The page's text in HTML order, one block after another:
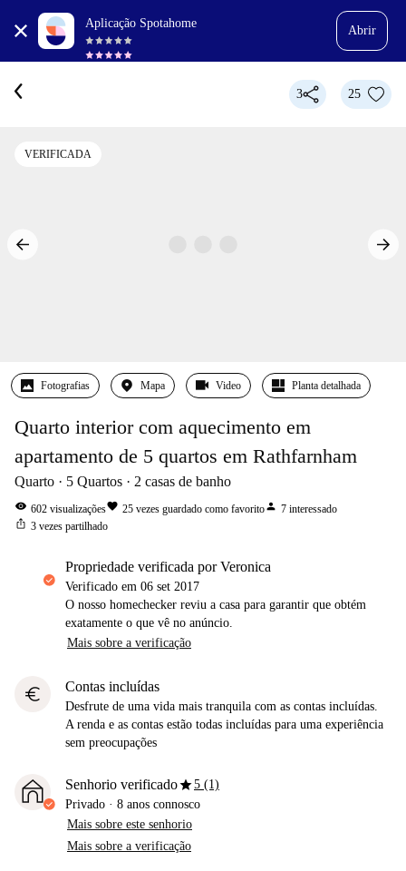
Aplicação Spotahome
Abrir
3 25
VERIFICADA
Fotografias Mapa Video Planta detalhada
Quarto interior com aquecimento em
apartamento de 5 quartos em Rathfarnham
Quarto 5 Quartos 2 casas de banho
visibility 602 visualizaçõesfavorite 25 vezes guardado como favoritoperson 7 interessado
ios_share 3 vezes partilhado
propriedade verificada por Veronica
Verificado em 06 set 2017
O nosso homechecker reviu a casa para garantir que obtém
exatamente o que vê no anúncio.
Mais sobre a verificação
euro Contas incluídas
Desfrute de uma vida mais tranquila com as contas incluídas.
A renda e as contas estão todas incluídas para uma experiência
sem preocupações
Senhorio verificadostar5 (1)
Privado · 8 anos connosco
Mais sobre este senhorio
Mais sobre a verificação